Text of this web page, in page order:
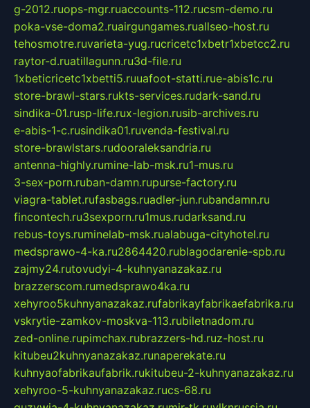
g-2012.ruops-mgr.ruaccounts-112.rucsm-demo.ru
poka-vse-doma2.ruairgungames.ruallseo-host.ru
tehosmotre.ruvarieta-yug.rucricetc1xbetr1xbetcc2.ru
raytor-d.ruatillagunn.ru3d-file.ru
1xbeticricetc1xbetti5.ruuafoot-statti.rue-abis1c.ru
store-brawl-stars.rukts-services.rudark-sand.ru
sindika-01.rusp-life.rux-legion.rusib-archives.ru
e-abis-1-c.rusindika01.ruvenda-festival.ru
store-brawlstars.rudooraleksandria.ru
antenna-highly.rumine-lab-msk.ru1-mus.ru
3-sex-porn.ruban-damn.rupurse-factory.ru
viagra-tablet.rufasbags.ruadler-jun.rubandamn.ru
fincontech.ru3sexporn.ru1mus.rudarksand.ru
rebus-toys.ruminelab-msk.rualabuga-cityhotel.ru
medsprawo-4-ka.ru2864420.rublagodarenie-spb.ru
zajmy24.rutovudyi-4-kuhnyanazakaz.ru
brazzerscom.rumedsprawo4ka.ru
xehyroo5kuhnyanazakaz.rufabrikayfabrikaefabrika.ru
vskrytie-zamkov-moskva-113.rubiletnadom.ru
zed-online.rupimchax.rubrazzers-hd.ruz-host.ru
kitubeu2kuhnyanazakaz.runaperekate.ru
kuhnyaofabrikaufabrik.rukitubeu-2-kuhnyanazakaz.ru
xehyroo-5-kuhnyanazakaz.rucs-68.ru